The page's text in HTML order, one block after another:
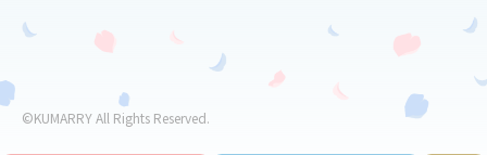
©KUMARRY All Rights Reserved.